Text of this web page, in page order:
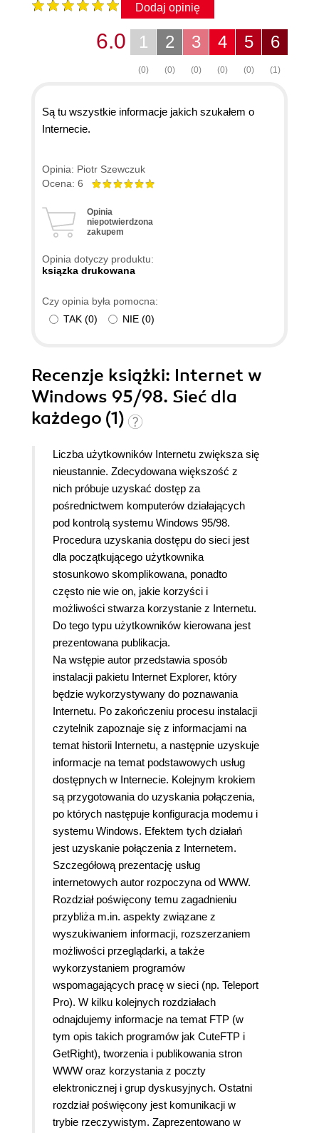
Dodaj opinię
6
(1)
5
(0)
4
(0)
3
(0)
2
(0)
1
(0)
6.0
Są tu wszystkie informacje jakich szukałem o
Internecie.
Opinia: Piotr Szewczuk
Ocena: 6
Opinia
niepotwierdzona
zakupem
Opinia dotyczy produktu:
ksiązka drukowana
Czy opinia była pomocna:
TAK (0) NIE (0)
Recenzje książki: Internet w
Windows 95/98. Sieć dla
każdego (1)
Liczba użytkowników Internetu zwiększa się
nieustannie. Zdecydowana większość z
nich próbuje uzyskać dostęp za
pośrednictwem komputerów działających
pod kontrolą systemu Windows 95/98.
Procedura uzyskania dostępu do sieci jest
dla początkującego użytkownika
stosunkowo skomplikowana, ponadto
często nie wie on, jakie korzyści i
możliwości stwarza korzystanie z Internetu.
Do tego typu użytkowników kierowana jest
prezentowana publikacja.
Na wstępie autor przedstawia sposób
instalacji pakietu Internet Explorer, który
będzie wykorzystywany do poznawania
Internetu. Po zakończeniu procesu instalacji
czytelnik zapoznaje się z informacjami na
temat historii Internetu, a następnie uzyskuje
informacje na temat podstawowych usług
dostępnych w Internecie. Kolejnym krokiem
są przygotowania do uzyskania połączenia,
po których następuje konfiguracja modemu i
systemu Windows. Efektem tych działań
jest uzyskanie połączenia z Internetem.
Szczegółową prezentację usług
internetowych autor rozpoczyna od WWW.
Rozdział poświęcony temu zagadnieniu
przybliża m.in. aspekty związane z
wyszukiwaniem informacji, rozszerzaniem
możliwości przeglądarki, a także
wykorzystaniem programów
wspomagających pracę w sieci (np. Teleport
Pro). W kilku kolejnych rozdziałach
odnajdujemy informacje na temat FTP (w
tym opis takich programów jak CuteFTP i
GetRight), tworzenia i publikowania stron
WWW oraz korzystania z poczty
elektronicznej i grup dyskusyjnych. Ostatni
rozdział poświęcony jest komunikacji w
trybie rzeczywistym. Zaprezentowano w